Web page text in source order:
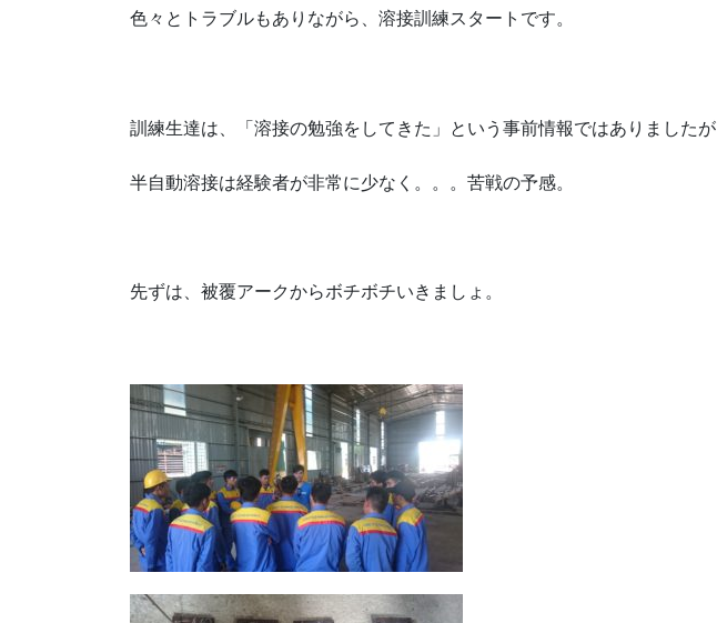
色々とトラブルもありながら、溶接訓練スタートです。
訓練生達は、「溶接の勉強をしてきた」という事前情報ではありましたが
半自動溶接は経験者が非常に少なく。。。苦戦の予感。
先ずは、被覆アークからボチボチいきましょ。